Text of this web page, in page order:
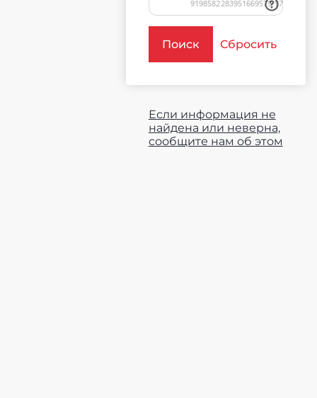
Поиск Сбросить
Если информация не
найдена или неверна,
сообщите нам об этом